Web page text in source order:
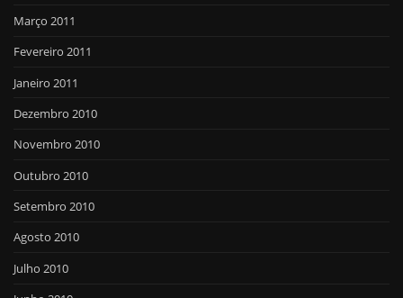
Março 2011
Fevereiro 2011
Janeiro 2011
Dezembro 2010
Novembro 2010
Outubro 2010
Setembro 2010
Agosto 2010
Julho 2010